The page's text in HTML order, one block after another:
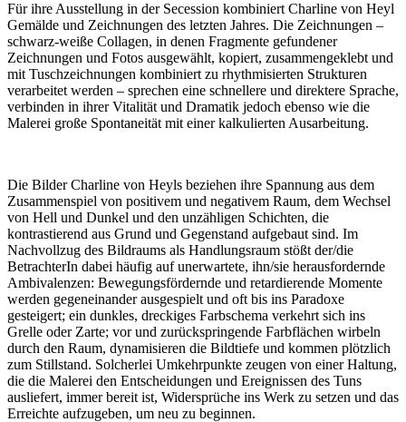
Für ihre Ausstellung in der Secession kombiniert Charline von Heyl
Gemälde und Zeichnungen des letzten Jahres. Die Zeichnungen –
schwarz-weiße Collagen, in denen Fragmente gefundener
Zeichnungen und Fotos ausgewählt, kopiert, zusammengeklebt und
mit Tuschzeichnungen kombiniert zu rhythmisierten Strukturen
verarbeitet werden – sprechen eine schnellere und direktere Sprache,
verbinden in ihrer Vitalität und Dramatik jedoch ebenso wie die
Malerei große Spontaneität mit einer kalkulierten Ausarbeitung.
Die Bilder Charline von Heyls beziehen ihre Spannung aus dem
Zusammenspiel von positivem und negativem Raum, dem Wechsel
von Hell und Dunkel und den unzähligen Schichten, die
kontrastierend aus Grund und Gegenstand aufgebaut sind. Im
Nachvollzug des Bildraums als Handlungsraum stößt der/die
BetrachterIn dabei häufig auf unerwartete, ihn/sie herausfordernde
Ambivalenzen: Bewegungsfördernde und retardierende Momente
werden gegeneinander ausgespielt und oft bis ins Paradoxe
gesteigert; ein dunkles, dreckiges Farbschema verkehrt sich ins
Grelle oder Zarte; vor und zurückspringende Farbflächen wirbeln
durch den Raum, dynamisieren die Bildtiefe und kommen plötzlich
zum Stillstand. Solcherlei Umkehrpunkte zeugen von einer Haltung,
die die Malerei den Entscheidungen und Ereignissen des Tuns
ausliefert, immer bereit ist, Widersprüche ins Werk zu setzen und das
Erreichte aufzugeben, um neu zu beginnen.